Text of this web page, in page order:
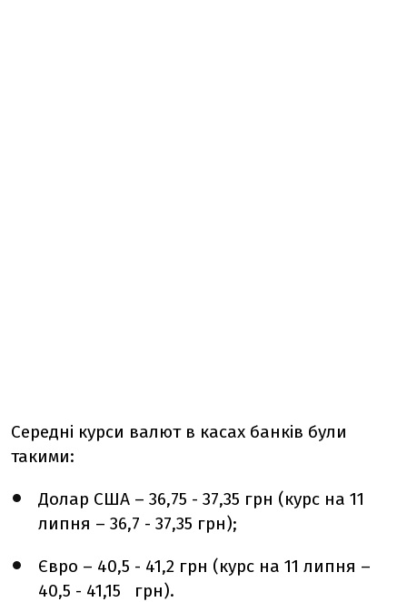
Середні курси валют в касах банків були
такими:
Долар США – 36,75 - 37,35 грн (курс на 11
липня – 36,7 - 37,35 грн);
Євро – 40,5 - 41,2 грн (курс на 11 липня –
40,5 - 41,15 грн).